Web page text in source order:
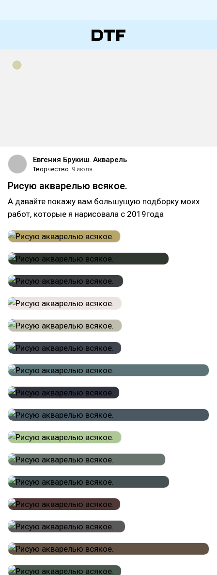
Евгения Брукиш. Акварель
Творчество 9 июля
Рисую акварелью всякое.
А давайте покажу вам большущую подборку моих
работ, которые я нарисовала с 2019года